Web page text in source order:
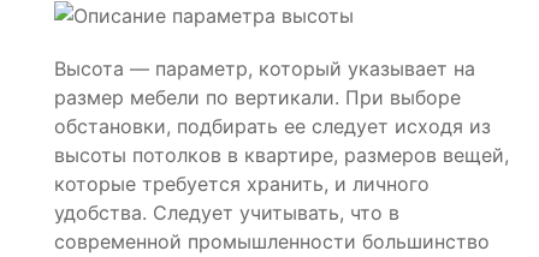
Высота — параметр, который указывает на
размер мебели по вертикали. При выборе
обстановки, подбирать ее следует исходя из
высоты потолков в квартире, размеров вещей,
которые требуется хранить, и личного
удобства. Следует учитывать, что в
современной промышленности большинство